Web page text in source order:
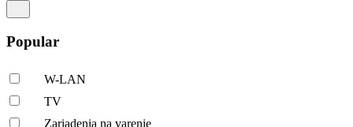
Popular
W-LAN
TV
Zariadenia na varenie